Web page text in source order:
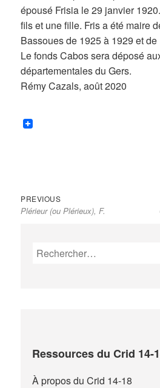
épousé Frisia le 29 janvier
fils et une fille. Fris a été maire
Bassoues de 1925 à 1929 et
Le fonds Cabos sera déposé
départementales du Gers.
Rémy Cazals, août 2020
Navigation
de
PREVIOUSPrevious
post:
Plérieur (ou Plérieux), F.
Rechercher :
Ressources du Crid 14-
À propos du Crid 14-18